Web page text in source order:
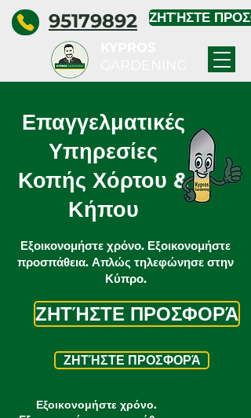
95179892 ΖΗΤΉΣΤΕ
Επαγγελματικές
Υπηρεσίες
Κοπής Χόρτου &
Κήπου
Εξοικονομήστε χρόνο. Εξοικονομήστε
προσπάθεια. Απλώς τηλεφώνησε στην
Κύπρο.
ΖΗΤΉΣΤΕ ΠΡΟΣΦΟΡΆ
ΖΗΤΉΣΤΕ ΠΡΟΣΦΟΡΆ
Εξοικονομήστε χρόνο.